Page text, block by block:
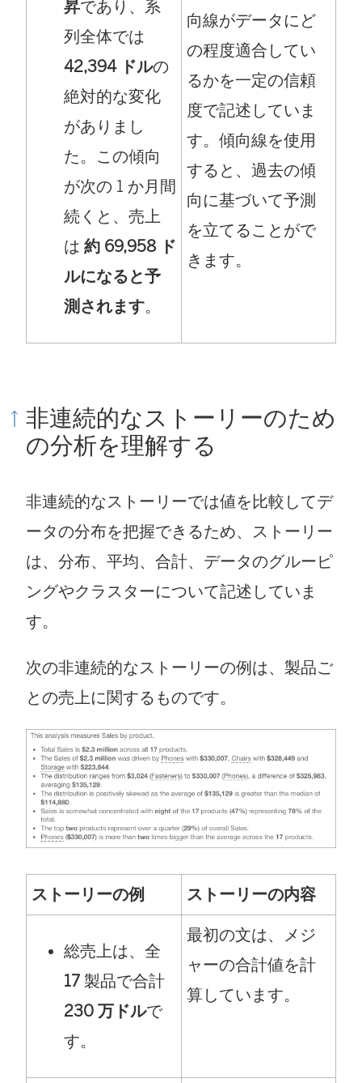
昇であり、系
列全体では
42,394 ドルの
絶対的な変化
がありまし
た。この傾向
が次の 1 か月間
続くと、売上
は 約 69,958 ド
ルになると予
測されます。
向線がデータにど
の程度適合してい
るかを一定の信頼
度で記述していま
す。傾向線を使用
すると、過去の傾
向に基づいて予測
を立てることがで
きます。
非連続的なストーリーのため
の分析を理解する
非連続的なストーリーでは値を比較してデ
ータの分布を把握できるため、ストーリー
は、分布、平均、合計、データのグルーピ
ングやクラスターについて記述していま
す。
次の非連続的なストーリーの例は、製品ご
との売上に関するものです。
ストーリーの例 ストーリーの内容
総売上は、全
17 製品で合計
230 万ドルで
す。
最初の文は、メジ
ャーの合計値を計
算しています。